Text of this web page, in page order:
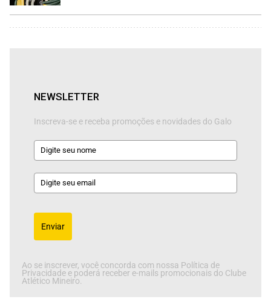
NEWSLETTER
Inscreva-se e receba promoções e novidades do Galo
Enviar
Ao se inscrever, você concorda com nossa Política de
Privacidade e poderá receber e-mails promocionais do Clube
Atlético Mineiro.